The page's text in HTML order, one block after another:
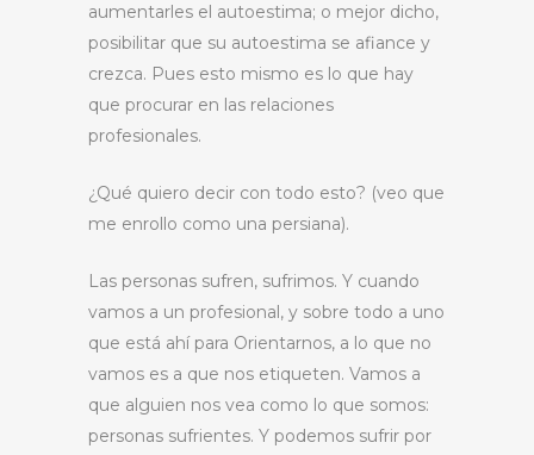
aumentarles el autoestima; o mejor dicho,
posibilitar que su autoestima se afiance y
crezca. Pues esto mismo es lo que hay
que procurar en las relaciones
profesionales.
¿Qué quiero decir con todo esto? (veo que
me enrollo como una persiana).
Las personas sufren, sufrimos. Y cuando
vamos a un profesional, y sobre todo a uno
que está ahí para Orientarnos, a lo que no
vamos es a que nos etiqueten. Vamos a
que alguien nos vea como lo que somos:
personas sufrientes. Y podemos sufrir por